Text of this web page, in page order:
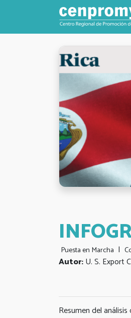
Puesta en Marcha |
Autor:U. S. Export
Resumen del